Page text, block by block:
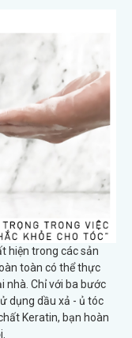
hiện trong các sản
toàn có thể thực
nhà. Chỉ với ba bước
dụng dầu xả - ủ tóc
Keratin, bạn hoàn